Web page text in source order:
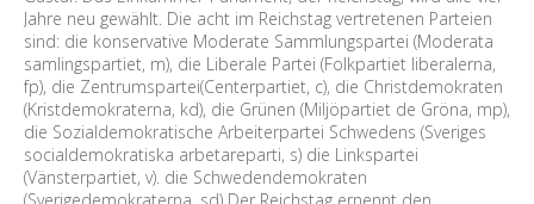
Jahre neu gewählt. Die acht im Reichstag vertretenen Parteien
sind: die konservative Moderate Sammlungspartei (Moderata
samlingspartiet, m), die Liberale Partei (Folkpartiet liberalerna,
fp), die Zentrumspartei(Centerpartiet, c), die Christdemokraten
(Kristdemokraterna, kd), die Grünen (Miljöpartiet de Gröna, mp),
die Sozialdemokratische Arbeiterpartei Schwedens (Sveriges
socialdemokratiska arbetareparti, s) die Linkspartei
(Vänsterpartiet, v). die Schwedendemokraten